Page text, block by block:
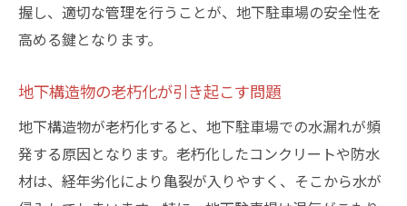
長期的な視点でのコスト管理
小規模修繕の積極的な実施
メンテナンス記録の重要性
を防ぐには
雨水の効率的な排除方法
水位上昇時の緊急対策
握し、適切な管理を行うことが、地下駐車場の安全性を
高める鍵となります。
地下構造物の老朽化が引き起こす問題
地下構造物が老朽化すると、地下駐車場での水漏れが頻
発する原因となります。老朽化したコンクリートや防水
材は、経年劣化により亀裂が入りやすく、そこから水が